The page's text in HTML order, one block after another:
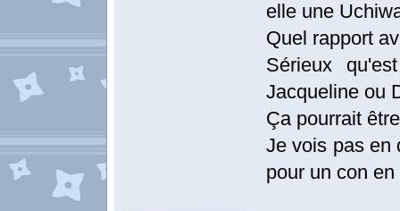
elle une
Quel rapport
Sérieux
Jacqueline ou
Ça pourrait
Je vois pas en
pour un con